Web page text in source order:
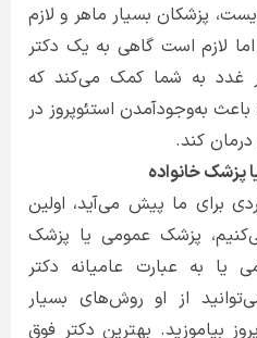
پزشکان بسیار ماهر و لازم
لازم است گاهی به یک دکتر
غدد به شما کمک می‌کند که
به‌وجودآمدن استئوپروز در
کند.
خانواده
برای ما پیش می‌آید، اولین
پزشک عمومی یا پزشک
یا به عبارت عامیانه دکتر
از او روش‌های بسیار
بیاموزید. بهترین دکتر فوق